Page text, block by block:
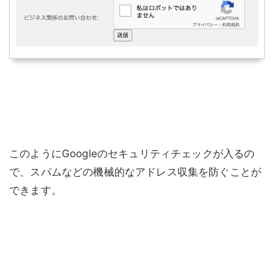
このようにGoogleのセキュリティチェックが入るの
で、スパムなどの機械的なアドレス収集を防ぐことが
できます。